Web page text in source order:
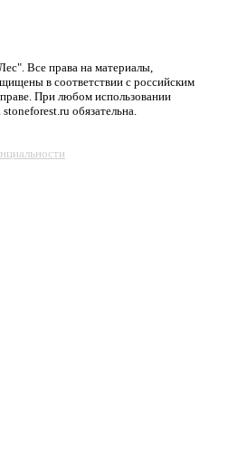
Все права на материалы,
в соответствии с российским
При любом использовании
обязательна.